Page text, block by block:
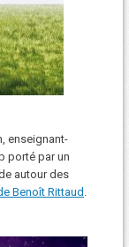
enseignant-
porté par un
autour des
Benoît Rittaud .